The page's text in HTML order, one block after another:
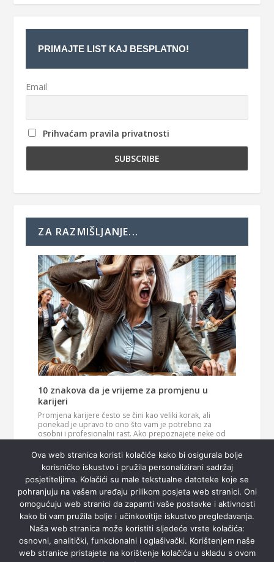
PRIMAJTE LIST KAJ BESPLATNO!
Email
Prihvaćam pravila privatnosti
ZA RAZMIŠLJANJE...
10 znakova da je vrijeme za promjenu u
karijeri
Promjena karijere često se čini kao veliki korak, ali
ponekad je upravo to ono što vam je potrebno za
osobni i profesionalni rast. Ako prepoznajete neke od
ovih znakova, možda je vrijeme da razmislite o novom
smjeru u svom životu. 1. Vaš posao više vas…Pročitaj
više
Ova web stranica koristi kolačiće kako bi osigurala bolje
korisničko iskustvo i pružila personalizirani sadržaj
posjetiteljima. Kolačići su male tekstualne datoteke koje se
pohranjuju na vašem uređaju prilikom posjeta web stranici. Oni
omogućuju web stranici da zapamti vaše postavke i aktivnosti
kako bi vam pružila bolje i učinkovitije iskustvo pregledavanja.
Naša web stranica može koristiti sljedeće vrste kolačića:
osnovni, analitički, funkcionalni i oglašivački. Korištenjem naše
web stranice pristajete na korištenje kolačića u skladu s ovom